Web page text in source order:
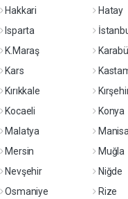
Hakkari
Hatay
Isparta
K.Maraş
Kars
Kırıkkale
Kocaeli
Konya
Malatya
Manisa
Mersin
Muğla
Nevşehir
Niğde
Osmaniye Rize